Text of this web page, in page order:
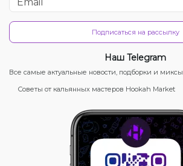
Подписаться на рассылку
Наш Telegram
Все самые актуальные новости, подборки и миксы
Советы от кальянных мастеров Hookah Market